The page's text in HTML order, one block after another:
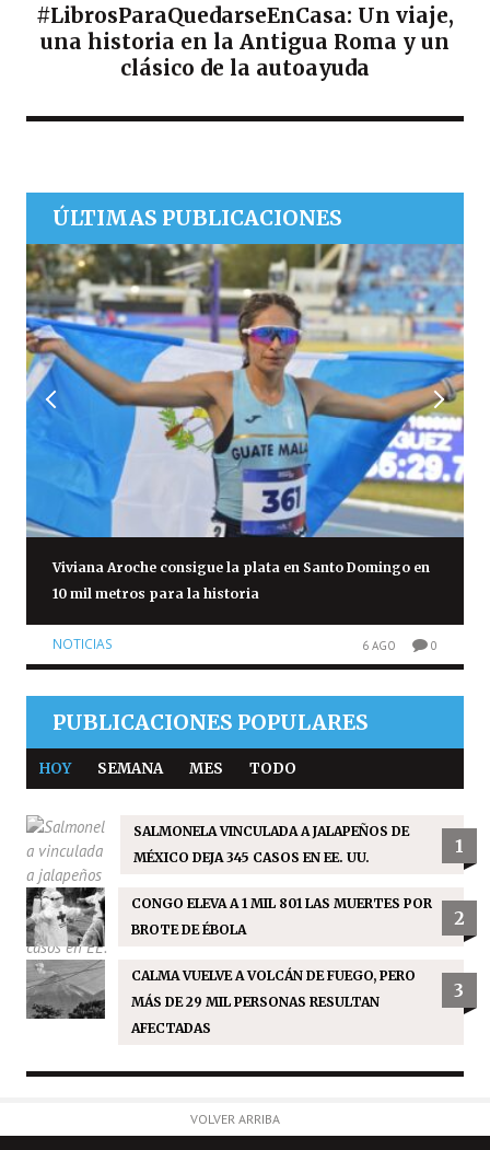
#LibrosParaQuedarseEnCasa: Un viaje,
una historia en la Antigua Roma y un
clásico de la autoayuda
ÚLTIMAS PUBLICACIONES
Viviana Aroche consigue la plata en Santo Domingo en
10 mil metros para la historia
NOTICIAS 6 AGO 0
PUBLICACIONES POPULARES
HOY SEMANA MES TODO
SALMONELA VINCULADA A JALAPEÑOS DE
MÉXICO DEJA 345 CASOS EN EE. UU.
1
CONGO ELEVA A 1 MIL 801 LAS MUERTES POR
BROTE DE ÉBOLA
2
CALMA VUELVE A VOLCÁN DE FUEGO, PERO
MÁS DE 29 MIL PERSONAS RESULTAN
AFECTADAS
3
VOLVER ARRIBA